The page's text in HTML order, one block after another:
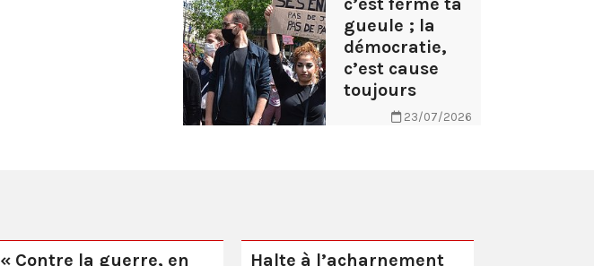
gueule ; la
démocratie,
c’est cause
toujours
23/07/2026
« Contre la guerre, en
Halte à l’acharnement